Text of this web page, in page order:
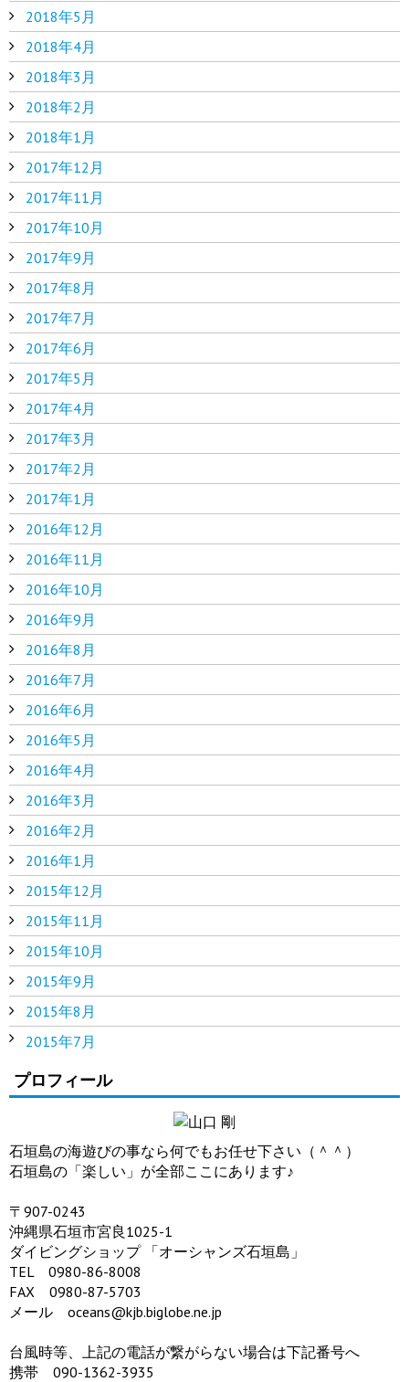
2018年5月
2018年4月
2018年3月
2018年2月
2018年1月
2017年12月
2017年11月
2017年10月
2017年9月
2017年8月
2017年7月
2017年6月
2017年5月
2017年4月
2017年3月
2017年2月
2017年1月
2016年12月
2016年11月
2016年10月
2016年9月
2016年8月
2016年7月
2016年6月
2016年5月
2016年4月
2016年3月
2016年2月
2016年1月
2015年12月
2015年11月
2015年10月
2015年9月
2015年8月
2015年7月
プロフィール
石垣島の海遊びの事なら何でもお任せ下さい（＾＾）
石垣島の「楽しい」が全部ここにあります♪
〒907-0243
沖縄県石垣市宮良1025-1
ダイビングショップ 「オーシャンズ石垣島」
TEL 0980-86-8008
FAX 0980-87-5703
メール oceans@kjb.biglobe.ne.jp
台風時等、上記の電話が繋がらない場合は下記番号へ
携帯 090-1362-3935